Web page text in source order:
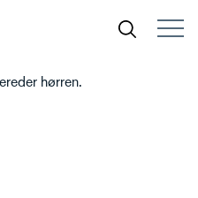
hørren.